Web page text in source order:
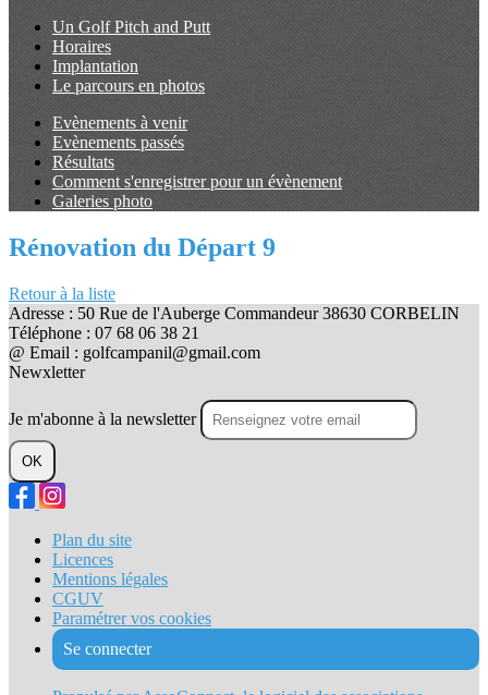
Un Golf Pitch and Putt
Horaires
Implantation
Le parcours en photos
Evènements à venir
Evènements passés
Résultats
Comment s'enregistrer pour un évènement
Galeries photo
Rénovation du Départ 9
Retour à la liste
Adresse : 50 Rue de l'Auberge Commandeur 38630 CORBELIN
Téléphone : 07 68 06 38 21
@ Email : golfcampanil@gmail.com
Newxletter
Je m'abonne à la newsletter
OK
Plan du site
Licences
Mentions légales
CGUV
Paramétrer vos cookies
Se connecter